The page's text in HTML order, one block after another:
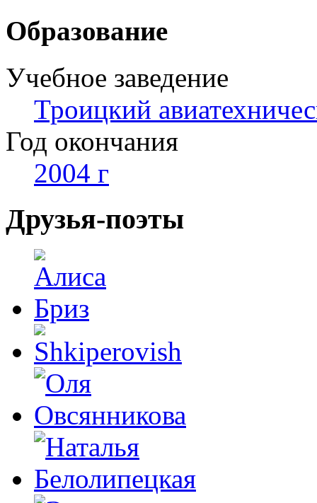
Образование
Учебное заведение
Троицкий
Год окончания
2004 г
Друзья-поэты